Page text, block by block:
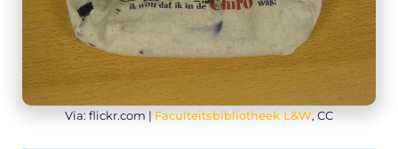
Via: flickr.com | Faculteitsbibliotheek L&W, CC